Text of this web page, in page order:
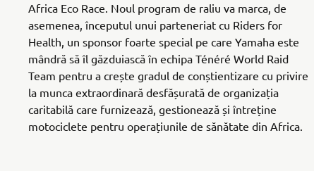
Africa Eco Race. Noul program de raliu va marca, de
asemenea, începutul unui parteneriat cu Riders for
Health, un sponsor foarte special pe care Yamaha este
mândră să îl găzduiască în echipa Ténéré World Raid
Team pentru a crește gradul de conștientizare cu privire
la munca extraordinară desfășurată de organizația
caritabilă care furnizează, gestionează și întreține
motociclete pentru operațiunile de sănătate din Africa.